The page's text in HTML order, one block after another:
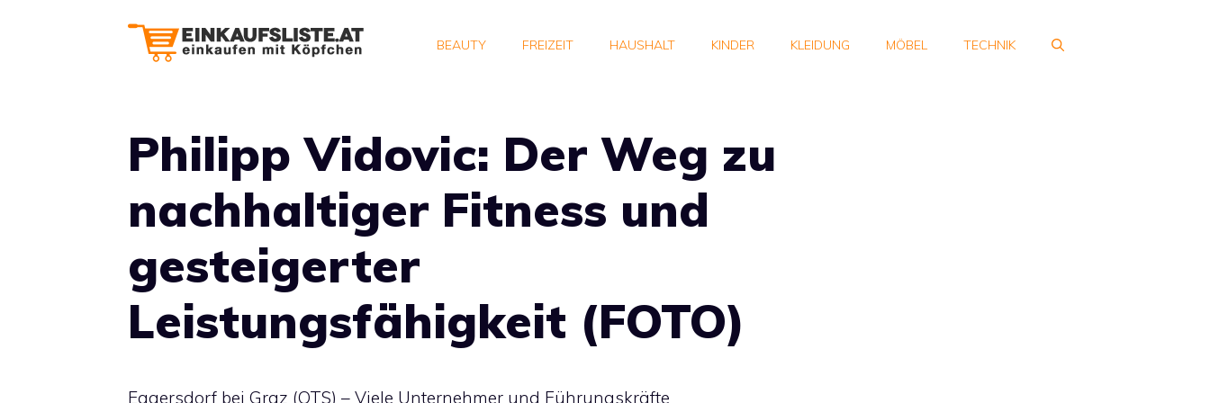
BEAUTY FREIZEIT HAUSHALT KINDER KLEIDUNG MÖBEL TECHNIK
Philipp Vidovic: Der Weg zu
nachhaltiger Fitness und
gesteigerter
Leistungsfähigkeit (FOTO)
Eggersdorf bei Graz (OTS) – Viele Unternehmer und Führungskräfte